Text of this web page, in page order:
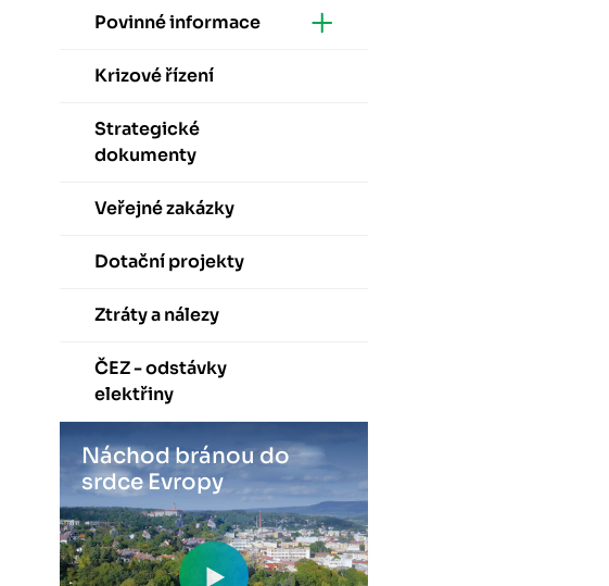
Povinné informace
Krizové řízení
Strategické
dokumenty
Veřejné zakázky
Dotační projekty
Ztráty a nálezy
ČEZ - odstávky
elektřiny
Náchod bránou do
srdce Evropy